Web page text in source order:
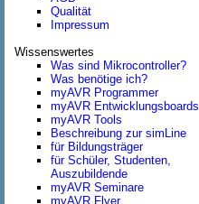
Qualität
Impressum
Wissenswertes
Was sind Mikrocontroller?
Was benötige ich?
myAVR Programmer
myAVR Entwicklungsboards
myAVR Tools
Beschreibung zur simLine
für Bildungsträger
für Schüler, Studenten,
Auszubildende
myAVR Seminare
myAVR Flyer